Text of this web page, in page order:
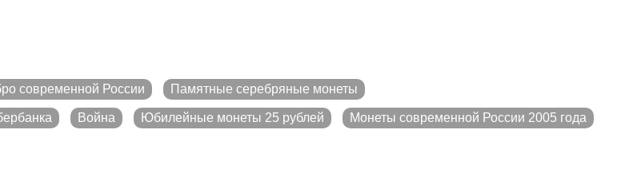
современной России Памятные серебряные монеты
Война Юбилейные монеты 25 рублей Монеты современной России 2005 года